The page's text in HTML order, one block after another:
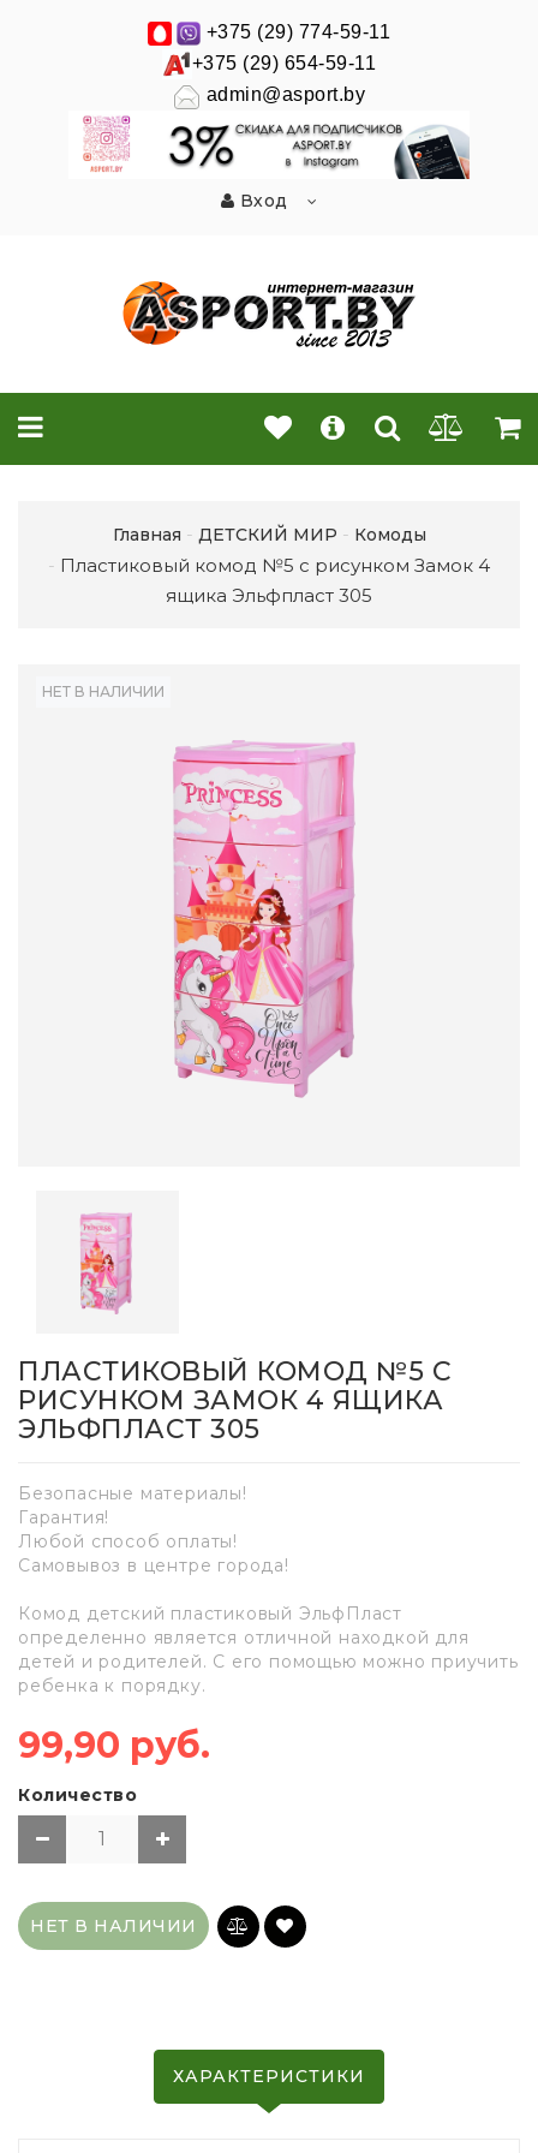
+375 (29) 774-59-11
+375 (29) 654-59-11
admin@asport.by
Вход
Главная ДЕТСКИЙ МИР Комоды
Пластиковый комод №5 с рисунком Замок 4
ящика Эльфпласт 305
НЕТ В НАЛИЧИИ
ПЛАСТИКОВЫЙ КОМОД №5 С
РИСУНКОМ ЗАМОК 4 ЯЩИКА
ЭЛЬФПЛАСТ 305
Безопасные материалы!
Гарантия!
Любой способ оплаты!
Самовывоз в центре города!
Комод детский пластиковый ЭльфПласт
определенно является отличной находкой для
детей и родителей. С его помощью можно приучить
ребенка к порядку.
99,90 руб.
Количество
НЕТ В НАЛИЧИИ
ХАРАКТЕРИСТИКИ